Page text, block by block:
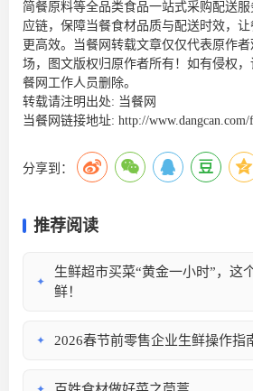
简餐原料等全品类食品一站式采购配送
应链，保障当餐食材品质与配送时效，
更高效。当餐网转载文章仅仅代表原作
场，图文版权归原作者所有！如有侵权
餐网工作人员删除。
转载请注明出处: 当餐网
当餐网链接地址: http://www.dangcan.com/
分享到：
推荐阅读
✦
生鲜超市买菜“黄金一小时”，这
鲜！
✦ 2026春节前零售企业生鲜操作指